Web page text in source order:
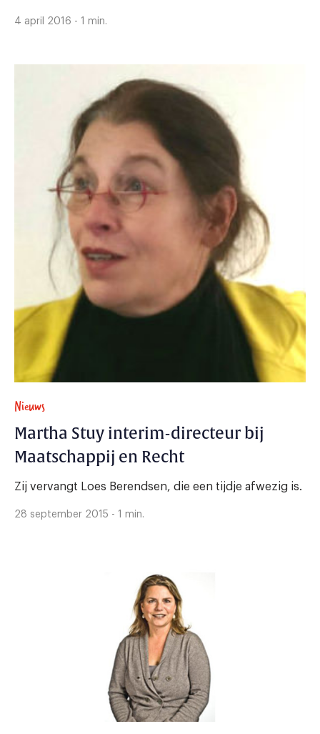
4 april 2016 - 1 min.
Nieuws
Martha Stuy interim-directeur bij
Maatschappij en Recht
Zij vervangt Loes Berendsen, die een tijdje afwezig is.
28 september 2015 - 1 min.